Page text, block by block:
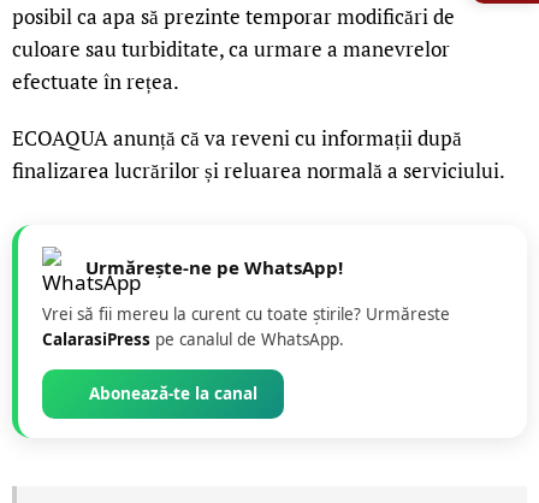
posibil ca apa să prezinte temporar modificări de
culoare sau turbiditate, ca urmare a manevrelor
efectuate în rețea.
ECOAQUA anunță că va reveni cu informații după
finalizarea lucrărilor și reluarea normală a serviciului.
Urmărește-ne pe WhatsApp!
Vrei să fii mereu la curent cu toate știrile? Urmăreste
CalarasiPress pe canalul de WhatsApp.
Abonează-te la canal